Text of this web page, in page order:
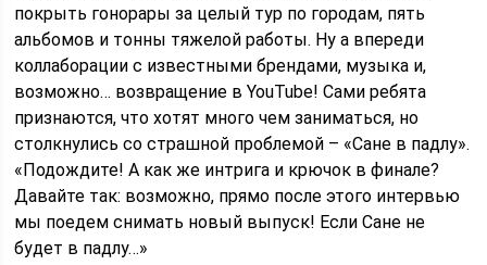
покрыть гонорары за целый тур по городам, пять
альбомов и тонны тяжелой работы. Ну а впереди
коллаборации с известными брендами, музыка и,
возможно… возвращение в YouTube! Сами ребята
признаются, что хотят много чем заниматься, но
столкнулись со страшной проблемой – «Сане в падлу».
«Подождите! А как же интрига и крючок в финале?
Давайте так: возможно, прямо после этого интервью
мы поедем снимать новый выпуск! Если Сане не
будет в падлу…»